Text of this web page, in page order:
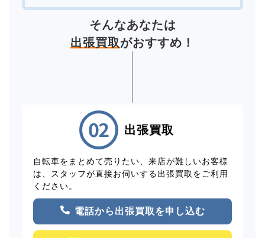
そんなあなたは
出張買取がおすすめ！
出張買取
自転車をまとめて売りたい、来店が難しいお客様
は、スタッフが直接お伺いする出張買取をご利用
ください。
電話から出張買取を申し込む